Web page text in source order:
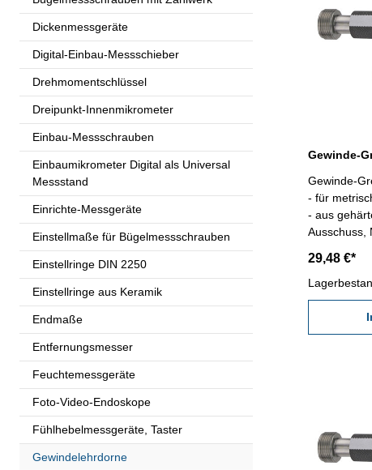
Dickenmessgeräte
Digital-Einbau-Messschieber
Drehmomentschlüssel
Dreipunkt-Innenmikrometer
Einbau-Messschrauben
Einbaumikrometer Digital als Universal
Messstand
Einrichte-Messgeräte
Einstellmaße für Bügelmessschrauben
Einstellringe DIN 2250
Einstellringe aus Keramik
Endmaße
Entfernungsmesser
Feuchtemessgeräte
Foto-Video-Endoskope
Fühlhebelmessgeräte, Taster
Gewindelehrdorne
Gewinde-
- für
- aus
Ausschuss,
29,48 €*